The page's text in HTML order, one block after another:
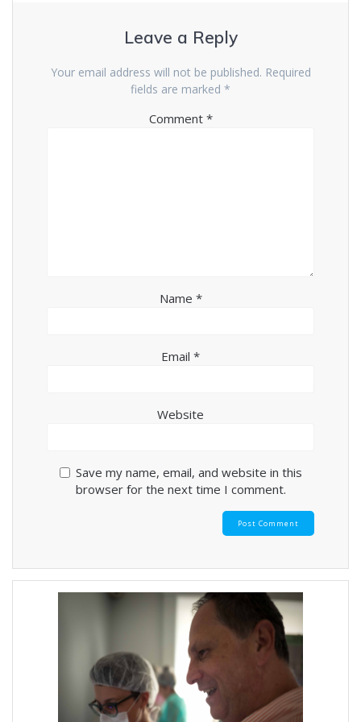
Leave a Reply
Your email address will not be published. Required
fields are marked *
Comment *
Name *
Email *
Website
Save my name, email, and website in this
browser for the next time I comment.